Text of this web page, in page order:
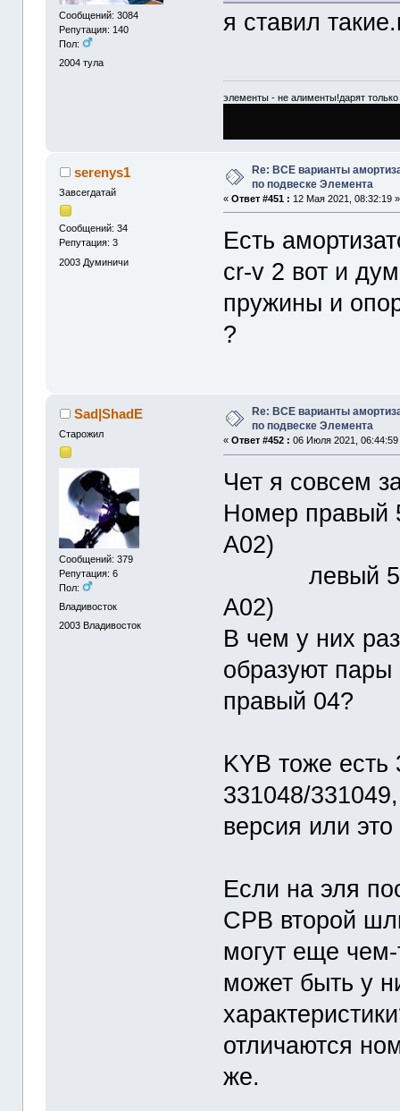
Сообщений: 3084
Репутация: 140
Пол:
2004 тула
я ставил
элементы - не алименты!дарят только
serenys1
Завсегдатай
Сообщений: 34
Репутация: 3
2003 Думиничи
Re: ВСЕ варианты
по подвеске Элемента
«Ответ #451 : 12 Мая 2021, 08:32:19 »
Есть
cr-v 2 вот и
пружины и
?
Sad|ShadE
Старожил
Сообщений: 379
Репутация: 6
Пол:
Владивосток
2003 Владивосток
Re: ВСЕ варианты
по подвеске Элемента
«Ответ #452 : 06 Июля 2021, 06:44:59
Чет я совсем
Номер правый
A02)
левый
A02)
В чем у них
образуют
правый 04?
KYB тоже
331048/
версия или
Если на эля
СРВ второй
могут еще чем-
может быть у
отличаются
же.